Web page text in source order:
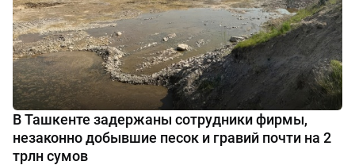
В Ташкенте задержаны сотрудники фирмы,
незаконно добывшие песок и гравий почти на 2
трлн сумов